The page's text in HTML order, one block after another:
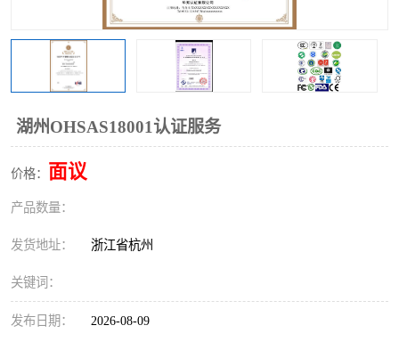
湖州OHSAS18001认证服务
价格： 面议
产品数量：
发货地址： 浙江省杭州
关键词：
发布日期： 2026-08-09